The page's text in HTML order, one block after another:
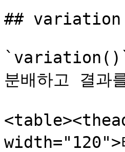
## variation
`variation()`
분배하고 결과